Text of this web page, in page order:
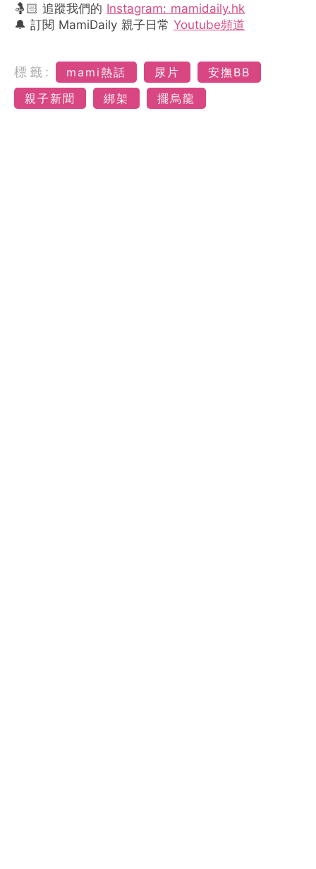
🤱🏻 追蹤我們的 Instagram: mamidaily.hk
🔔 訂閱 MamiDaily 親子日常 Youtube頻道
標籤: mami熱話 尿片
安撫BB
親子新聞
綁架 擺烏龍